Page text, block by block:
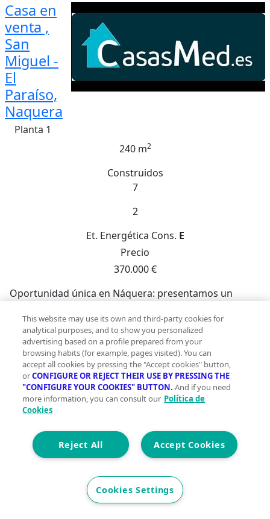
Casa en
venta ,
San
Miguel -
El
Paraíso,
Naquera
Planta 1
240 m2
Construidos
7
2
Et. Energética Cons. E
Precio
370.000 €
Oportunidad única en Náquera: presentamos un
urbanización San Miguel - El Paraíso. Con una
superficie construida de aproximadamente 240 m2 y
sobre una generosa parcela de 1.162 m2.~ Esta
propiedad del año 1989 tuvo una reforma y ampliación
en el 2008, ofrece un sinfín de posibilidades para crear
el hogar ideal adaptado a sus necesidades. La vivienda
cuenta con cuatro habitaciones dobles y tres sencillas
familia; además dispone dos baños (uno ya
reformado) y una cocina muy amplia con despensa,
Chimenea de aire canalizable le permite transportar el
aire caliente hasta las habitaciones.~Todo exterior con
This website may use its own and third-party cookies for
analytical purposes, and to show you personalized
advertising based on a profile prepared from your
browsing habits (for example, pages visited). You can
accept all cookies by pressing the "Accept cookies" button,
orCONFIGURE OR REJECT THEIR USE BY PRESSING THE
"CONFIGURE YOUR COOKIES" BUTTON. And if you need
more information, you can consult our Política de
Cookies
Accept Cookies
Reject All
Cookies Settings